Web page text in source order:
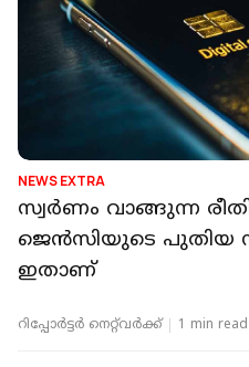
NEWS EXTRA
സ്വര്‍ണം വാങ്ങുന്ന
ജെന്‍സിയുടെ പുതിയ
ഇതാണ്
റിപ്പോർട്ടർ നെറ്റ്‌വര്‍ക്ക്‌ 1 min read